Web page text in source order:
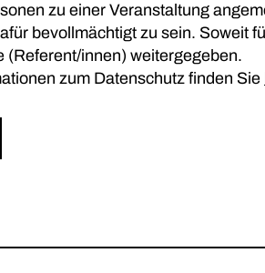
zu einer Veranstaltung
bevollmächtigt zu sein. Soweit
(Referent/innen) weitergegeben.
zum Datenschutz finden Sie